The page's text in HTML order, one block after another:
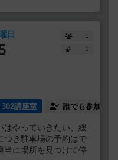
日
3
2
講座室 誰でも参加
はやっていきたい、緩
つき駐車場の予約はで
当に場所を見つけて停